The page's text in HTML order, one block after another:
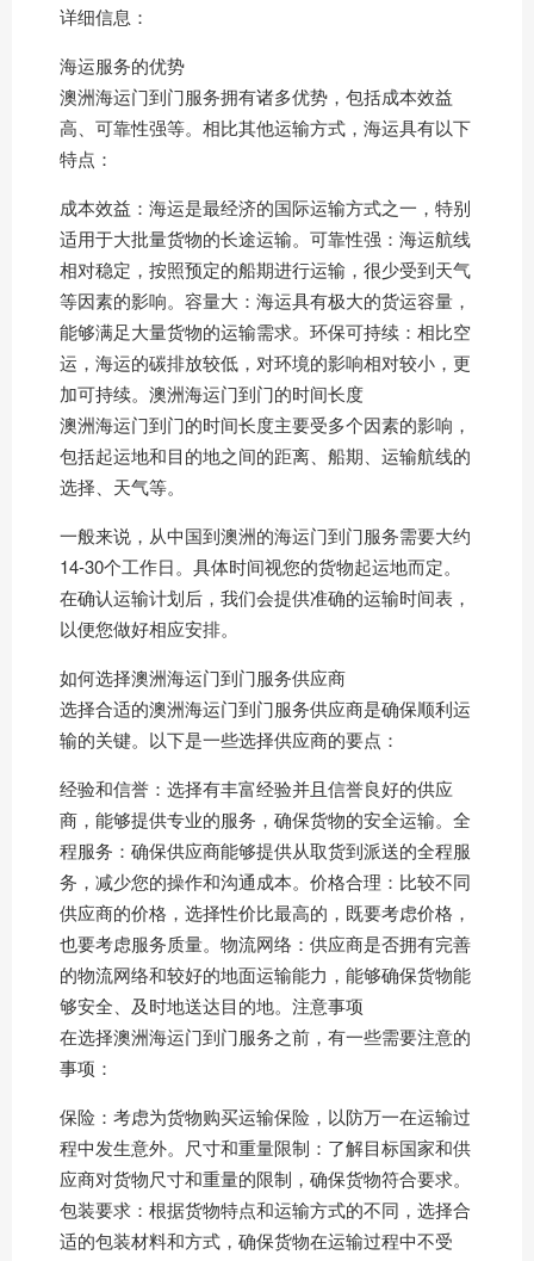
详细信息：
海运服务的优势
澳洲海运门到门服务拥有诸多优势，包括成本效益
高、可靠性强等。相比其他运输方式，海运具有以下
特点：
成本效益：海运是最经济的国际运输方式之一，特别
适用于大批量货物的长途运输。可靠性强：海运航线
相对稳定，按照预定的船期进行运输，很少受到天气
等因素的影响。容量大：海运具有极大的货运容量，
能够满足大量货物的运输需求。环保可持续：相比空
运，海运的碳排放较低，对环境的影响相对较小，更
加可持续。澳洲海运门到门的时间长度
澳洲海运门到门的时间长度主要受多个因素的影响，
包括起运地和目的地之间的距离、船期、运输航线的
选择、天气等。
一般来说，从中国到澳洲的海运门到门服务需要大约
14-30个工作日。具体时间视您的货物起运地而定。
在确认运输计划后，我们会提供准确的运输时间表，
以便您做好相应安排。
如何选择澳洲海运门到门服务供应商
选择合适的澳洲海运门到门服务供应商是确保顺利运
输的关键。以下是一些选择供应商的要点：
经验和信誉：选择有丰富经验并且信誉良好的供应
商，能够提供专业的服务，确保货物的安全运输。全
程服务：确保供应商能够提供从取货到派送的全程服
务，减少您的操作和沟通成本。价格合理：比较不同
供应商的价格，选择性价比最高的，既要考虑价格，
也要考虑服务质量。物流网络：供应商是否拥有完善
的物流网络和较好的地面运输能力，能够确保货物能
够安全、及时地送达目的地。注意事项
在选择澳洲海运门到门服务之前，有一些需要注意的
事项：
保险：考虑为货物购买运输保险，以防万一在运输过
程中发生意外。尺寸和重量限制：了解目标国家和供
应商对货物尺寸和重量的限制，确保货物符合要求。
包装要求：根据货物特点和运输方式的不同，选择合
适的包装材料和方式，确保货物在运输过程中不受